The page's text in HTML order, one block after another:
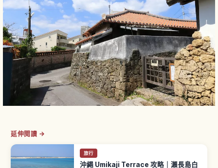
延伸閱讀 →
旅行
沖繩 Umikaji Terrace 攻略｜瀨長島白